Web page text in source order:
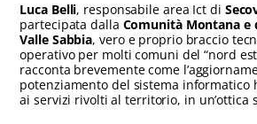
Luca Belli, responsabile area Ict di
partecipata dalla Comunità Montana e
Valle Sabbia, vero e proprio braccio
operativo per molti comuni del “nord
racconta brevemente come
potenziamento del sistema informatico
ai servizi rivolti al territorio, in un’ottica